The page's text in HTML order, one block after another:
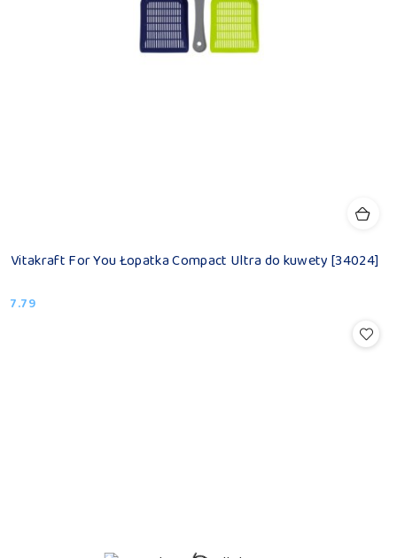
Vitakraft For You Łopatka Compact Ultra do kuwety [34024]
Cena:
7.79